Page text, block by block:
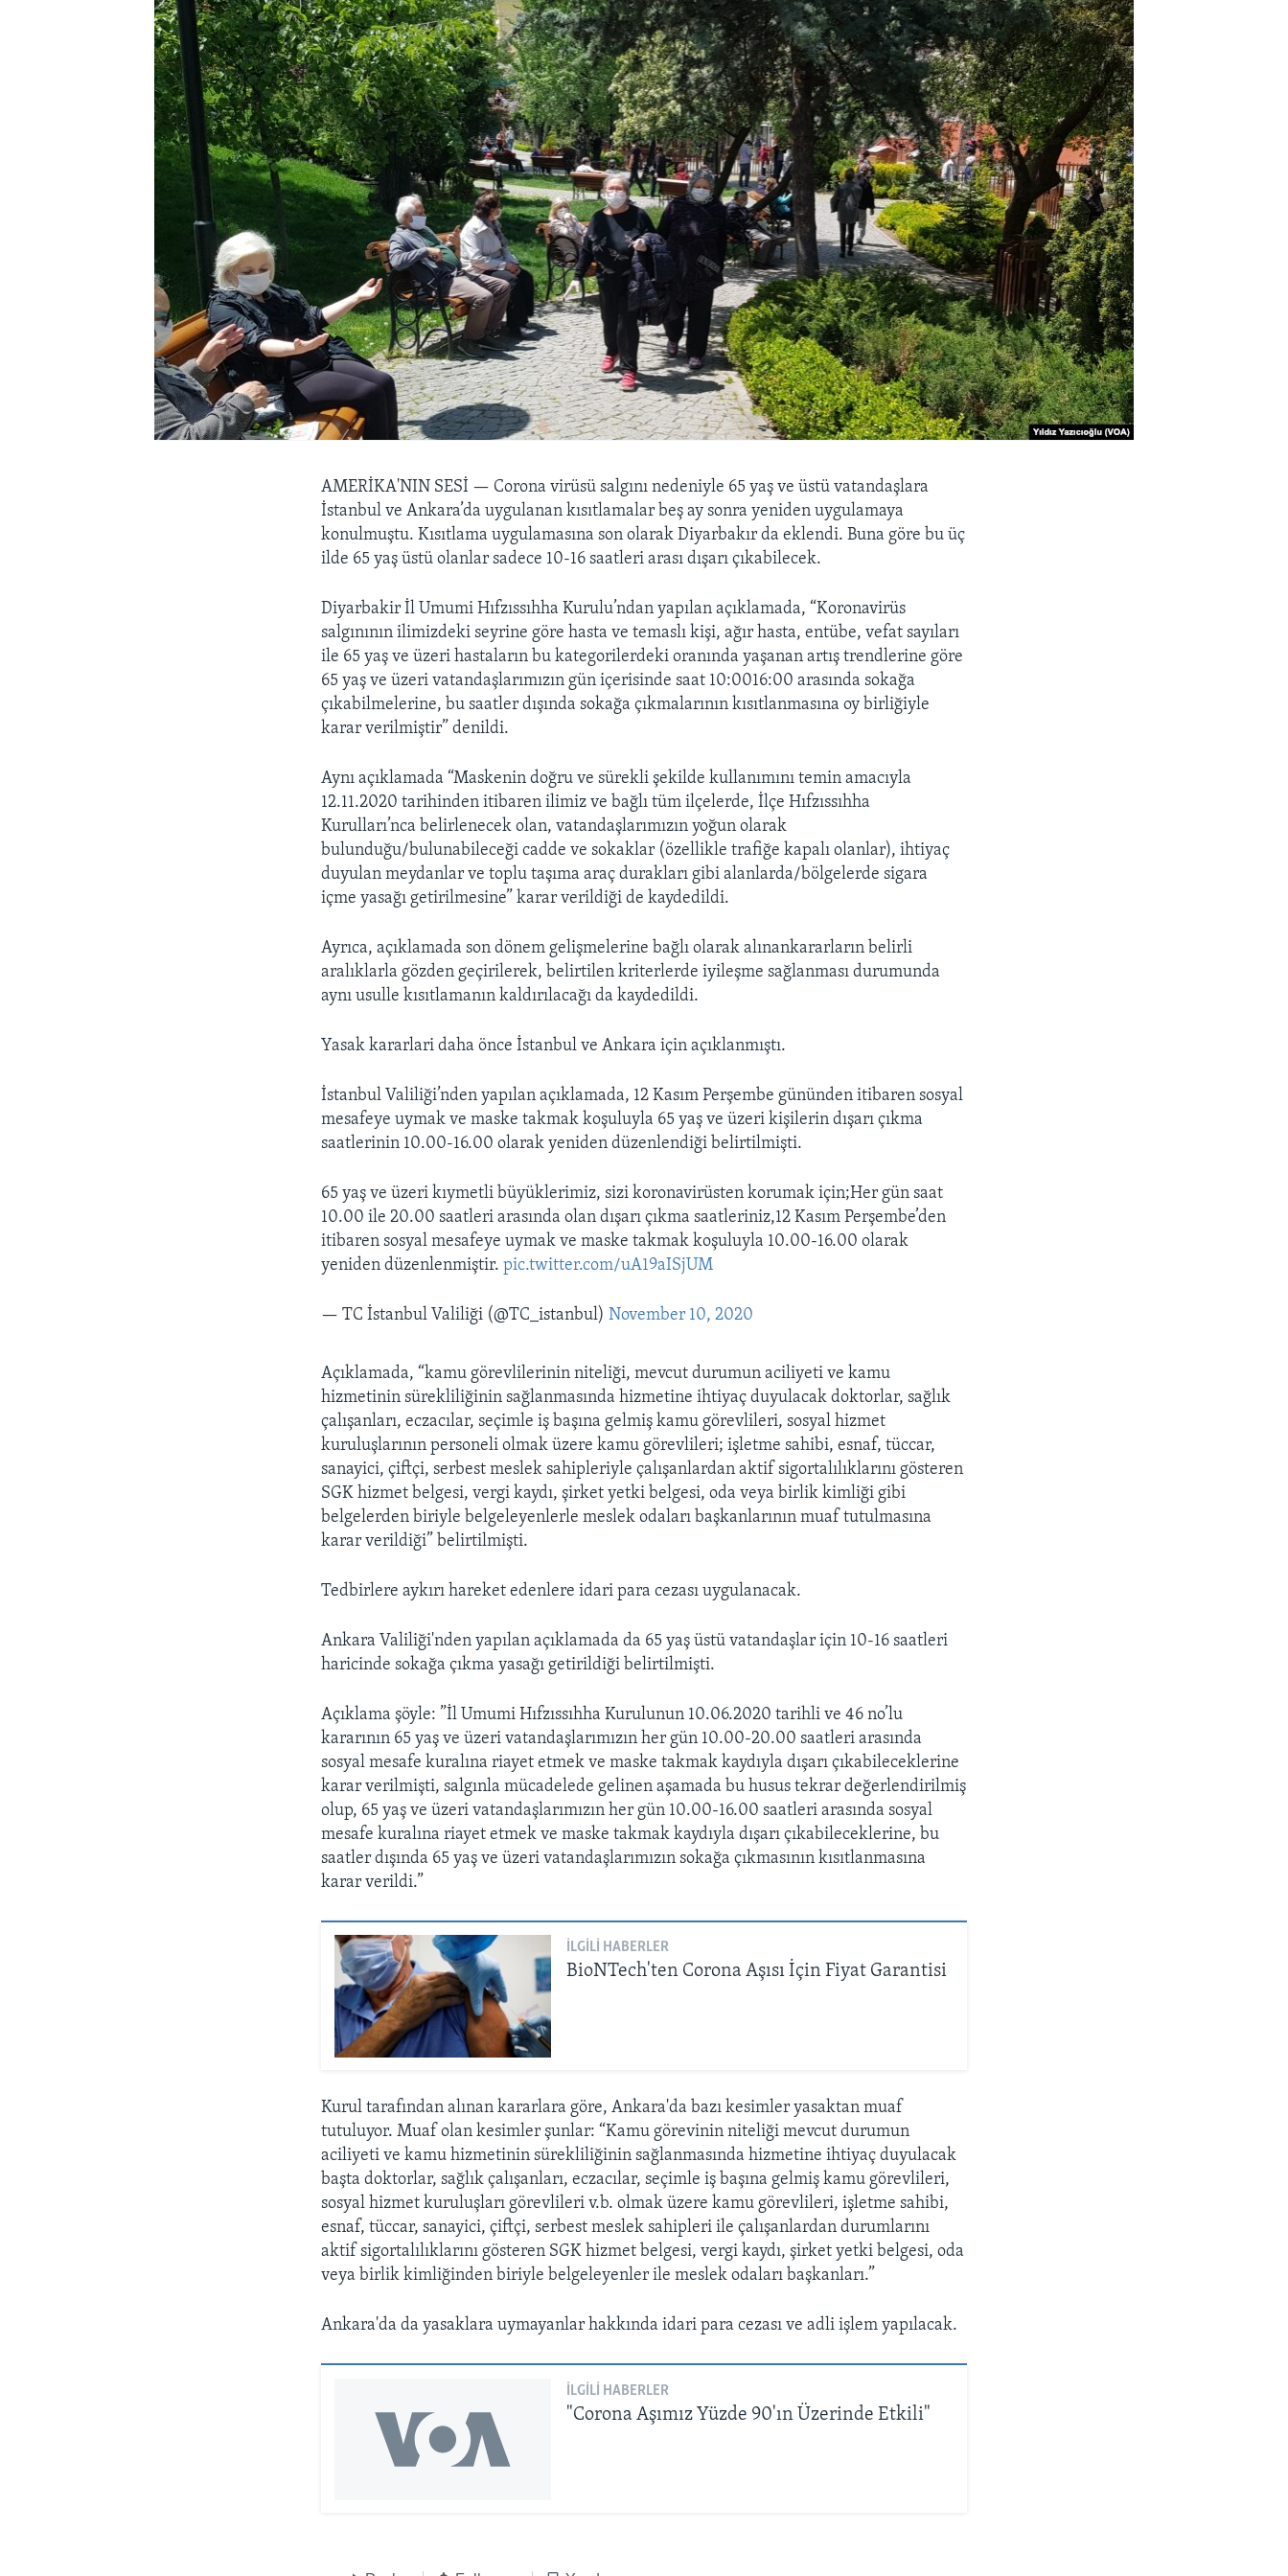
AMERİKA'NIN SESİ — Corona virüsü salgını nedeniyle 65 yaş ve üstü vatandaşlara
İstanbul ve Ankara’da uygulanan kısıtlamalar beş ay sonra yeniden uygulamaya
konulmuştu. Kısıtlama uygulamasına son olarak Diyarbakır da eklendi. Buna göre bu üç
ilde 65 yaş üstü olanlar sadece 10-16 saatleri arası dışarı çıkabilecek.
Diyarbakir İl Umumi Hıfzıssıhha Kurulu’ndan yapılan açıklamada, “Koronavirüs
salgınının ilimizdeki seyrine göre hasta ve temaslı kişi, ağır hasta, entübe, vefat sayıları
ile 65 yaş ve üzeri hastaların bu kategorilerdeki oranında yaşanan artış trendlerine göre
65 yaş ve üzeri vatandaşlarımızın gün içerisinde saat 10:00­16:00 arasında sokağa
çıkabilmelerine, bu saatler dışında sokağa çıkmalarının kısıtlanmasına oy birliğiyle
karar verilmiştir” denildi.
Aynı açıklamada “Maskenin doğru ve sürekli şekilde kullanımını temin amacıyla
12.11.2020 tarihinden itibaren ilimiz ve bağlı tüm ilçelerde, İlçe Hıfzıssıhha
Kurulları’nca belirlenecek olan, vatandaşlarımızın yoğun olarak
bulunduğu/bulunabileceği cadde ve sokaklar (özellikle trafiğe kapalı olanlar), ihtiyaç
duyulan meydanlar ve toplu taşıma araç durakları gibi alanlarda/bölgelerde sigara
içme yasağı getirilmesine” karar verildiği de kaydedildi.
Ayrıca, açıklamada son dönem gelişmelerine bağlı olarak alınankararların belirli
aralıklarla gözden geçirilerek, belirtilen kriterlerde iyileşme sağlanması durumunda
aynı usulle kısıtlamanın kaldırılacağı da kaydedildi.
Yasak kararlari daha önce İstanbul ve Ankara için açıklanmıştı.
İstanbul Valiliği’nden yapılan açıklamada, 12 Kasım Perşembe gününden itibaren sosyal
mesafeye uymak ve maske takmak koşuluyla 65 yaş ve üzeri kişilerin dışarı çıkma
saatlerinin 10.00-16.00 olarak yeniden düzenlendiği belirtilmişti.
65 yaş ve üzeri kıymetli büyüklerimiz, sizi koronavirüsten korumak için;Her gün saat
10.00­ ile 20.00 saatleri arasında olan dışarı çıkma saatleriniz,12 Kasım Perşembe’den
itibaren sosyal mesafeye uymak ve maske takmak koşuluyla 10.00­-16.00 olarak
yeniden düzenlenmiştir.pic.twitter.com/uA19aISjUM
— TC İstanbul Valiliği (@TC_istanbul)November 10, 2020
Açıklamada, “kamu görevlilerinin niteliği, mevcut durumun aciliyeti ve kamu
hizmetinin sürekliliğinin sağlanmasında hizmetine ihtiyaç duyulacak doktorlar, sağlık
çalışanları, eczacılar, seçimle iş başına gelmiş kamu görevlileri, sosyal hizmet
kuruluşlarının personeli olmak üzere kamu görevlileri; işletme sahibi, esnaf, tüccar,
sanayici, çiftçi, serbest meslek sahipleriyle çalışanlardan aktif sigortalılıklarını gösteren
SGK hizmet belgesi, vergi kaydı, şirket yetki belgesi, oda veya birlik kimliği gibi
belgelerden biriyle belgeleyenlerle meslek odaları başkanlarının muaf tutulmasına
karar verildiği” belirtilmişti.
Tedbirlere aykırı hareket edenlere idari para cezası uygulanacak.
Ankara Valiliği'nden yapılan açıklamada da 65 yaş üstü vatandaşlar için 10-16 saatleri
haricinde sokağa çıkma yasağı getirildiği belirtilmişti.
Açıklama şöyle: ”İl Umumi Hıfzıssıhha Kurulunun 10.06.2020 tarihli ve 46 no’lu
kararının 65 yaş ve üzeri vatandaşlarımızın her gün 10.00-20.00 saatleri arasında
sosyal mesafe kuralına riayet etmek ve maske takmak kaydıyla dışarı çıkabileceklerine
karar verilmişti, salgınla mücadelede gelinen aşamada bu husus tekrar değerlendirilmiş
olup, 65 yaş ve üzeri vatandaşlarımızın her gün 10.00-16.00 saatleri arasında sosyal
mesafe kuralına riayet etmek ve maske takmak kaydıyla dışarı çıkabileceklerine, bu
saatler dışında 65 yaş ve üzeri vatandaşlarımızın sokağa çıkmasının kısıtlanmasına
karar verildi.”
İLGILI HABERLER
BioNTech'ten Corona Aşısı İçin Fiyat Garantisi
Kurul tarafından alınan kararlara göre, Ankara'da bazı kesimler yasaktan muaf
tutuluyor. Muaf olan kesimler şunlar: “Kamu görevinin niteliği mevcut durumun
aciliyeti ve kamu hizmetinin sürekliliğinin sağlanmasında hizmetine ihtiyaç duyulacak
başta doktorlar, sağlık çalışanları, eczacılar, seçimle iş başına gelmiş kamu görevlileri,
sosyal hizmet kuruluşları görevlileri v.b. olmak üzere kamu görevlileri, işletme sahibi,
esnaf, tüccar, sanayici, çiftçi, serbest meslek sahipleri ile çalışanlardan durumlarını
aktif sigortalılıklarını gösteren SGK hizmet belgesi, vergi kaydı, şirket yetki belgesi, oda
veya birlik kimliğinden biriyle belgeleyenler ile meslek odaları başkanları.”
Ankara'da da yasaklara uymayanlar hakkında idari para cezası ve adli işlem yapılacak.
İLGILI HABERLER
"Corona Aşımız Yüzde 90'ın Üzerinde Etkili"